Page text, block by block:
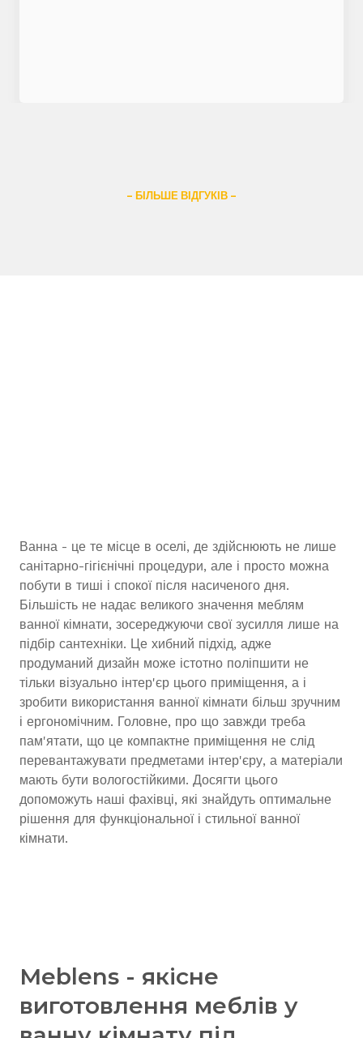
– БІЛЬШЕ ВІДГУКІВ –
Ванна - це те місце в оселі, де здійснюють не лише
санітарно-гігієнічні процедури, але і просто можна
побути в тиші і спокої після насиченого дня.
Більшість не надає великого значення меблям
ванної кімнати, зосереджуючи свої зусилля лише на
підбір сантехніки. Це хибний підхід, адже
продуманий дизайн може істотно поліпшити не
тільки візуально інтер'єр цього приміщення, а і
зробити використання ванної кімнати більш зручним
і ергономічним. Головне, про що завжди треба
пам'ятати, що це компактне приміщення не слід
перевантажувати предметами інтер'єру, а матеріали
мають бути вологостійкими. Досягти цього
допоможуть наші фахівці, які знайдуть оптимальне
рішення для функціональної і стильної ванної
кімнати.
Meblens - якісне
виготовлення меблів у